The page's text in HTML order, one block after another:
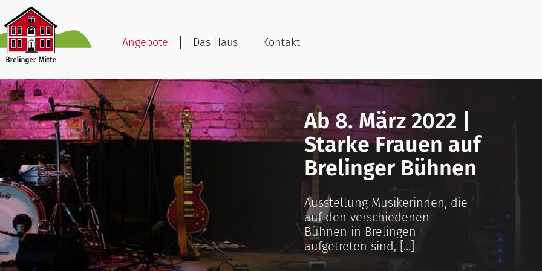
Angebote Das Haus Kontakt
Ab 8. März 2022 |
Starke Frauen auf
Brelinger Bühnen
Ausstellung Musikerinnen, die
auf den verschiedenen
Bühnen in Brelingen
aufgetreten sind, [...]